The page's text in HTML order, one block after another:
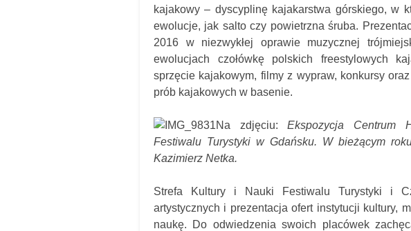
kajakowy – dyscyplinę kajakarstwa górskiego, w
ewolucje, jak salto czy powietrzna śruba.
2016 w niezwykłej oprawie muzycznej
ewolucjach czołówkę polskich freestylowych
sprzęcie kajakowym, filmy z wypraw, konkursy
prób kajakowych w basenie.
Na zdjęciu: Ekspozycja Centrum
Festiwalu Turystyki w Gdańsku. W bieżącym
Kazimierz Netka.
Strefa Kultury i Nauki Festiwalu Turystyki i
artystycznych i prezentacja ofert instytucji kultury,
naukę. Do odwiedzenia swoich placówek